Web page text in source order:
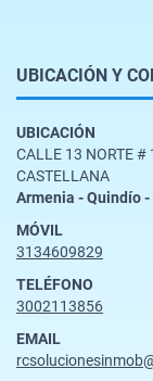
UBICACIÓN Y
UBICACIÓN
CALLE 13 NORTE #
CASTELLANA
Armenia - Quindío
MÓVIL
3134609829
TELÉFONO
3002113856
EMAIL